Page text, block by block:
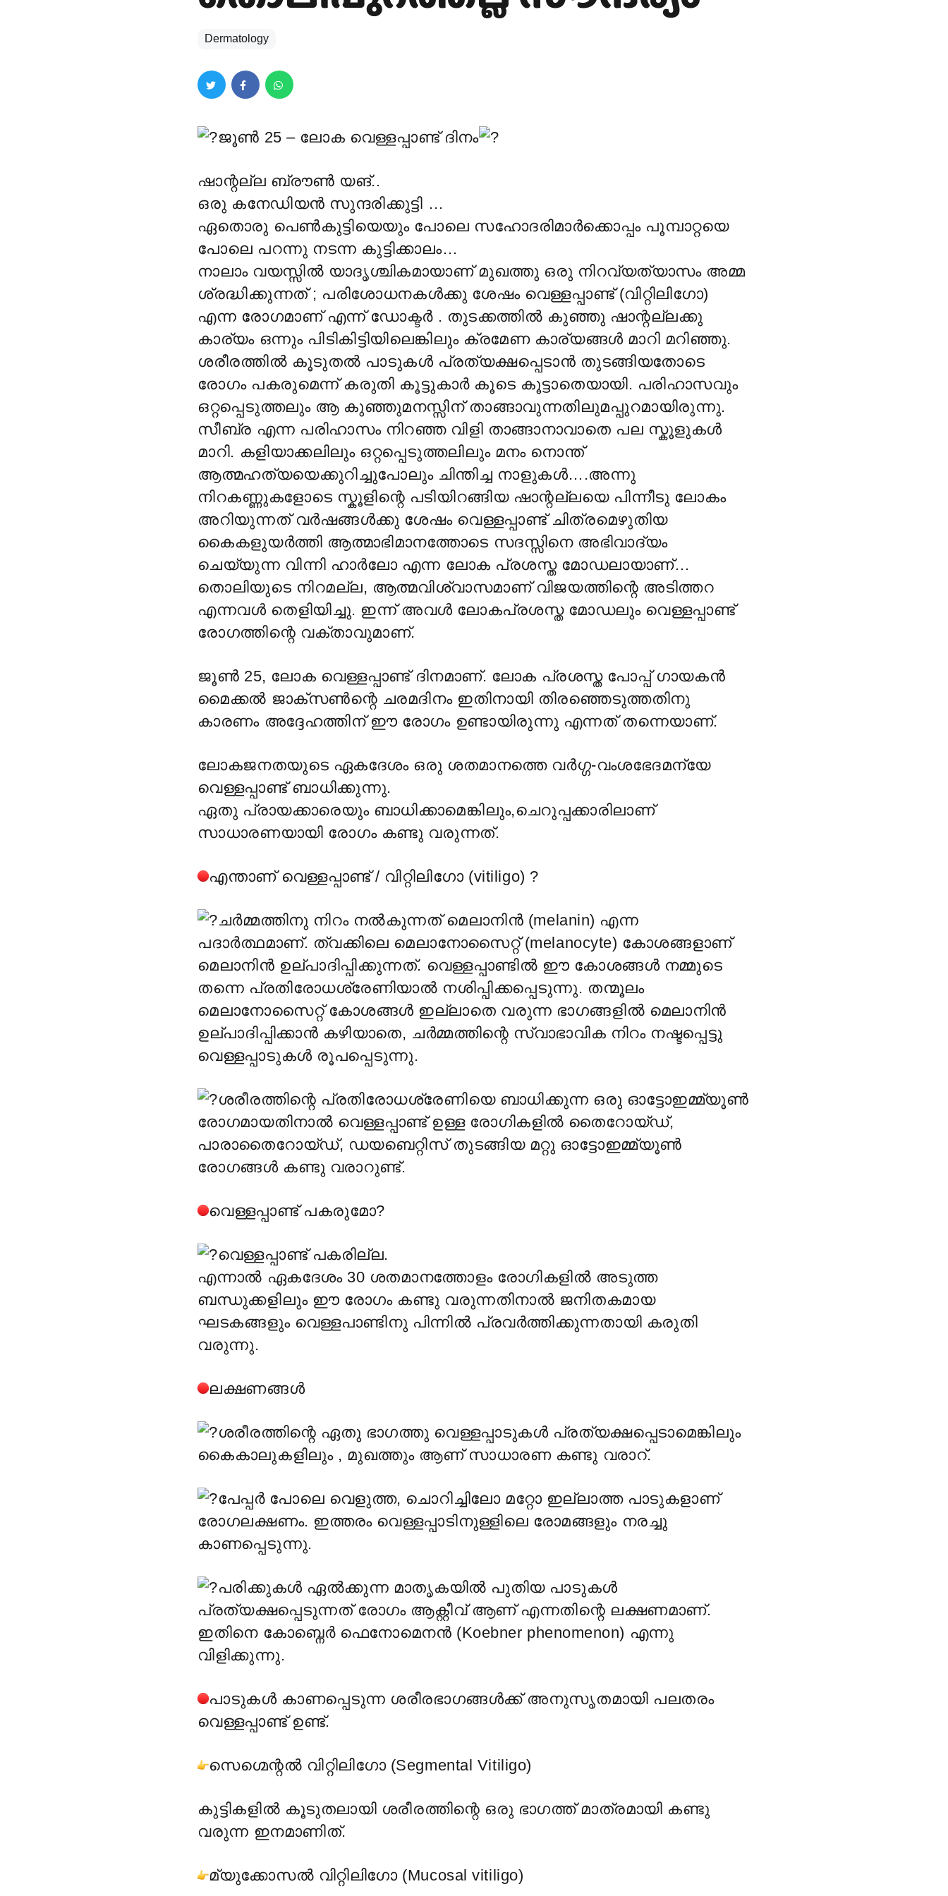
Dermatology
ജൂൺ 25 – ലോക വെള്ളപ്പാണ്ട് ദിനം
ഷാന്റല്ല ബ്രൗൺ യങ്..
ഒരു കനേഡിയൻ സുന്ദരിക്കുട്ടി …
ഏതൊരു പെൺകുട്ടിയെയും പോലെ സഹോദരിമാർക്കൊപ്പം പൂമ്പാറ്റയെ
പോലെ പറന്നു നടന്ന കുട്ടിക്കാലം…
നാലാം വയസ്സിൽ യാദൃശ്ചികമായാണ് മുഖത്തു ഒരു നിറവ്യത്യാസം അമ്മ
ശ്രദ്ധിക്കുന്നത് ; പരിശോധനകൾക്കു ശേഷം വെള്ളപ്പാണ്ട് (വിറ്റിലിഗോ)
എന്ന രോഗമാണ് എന്ന് ഡോക്ടർ . തുടക്കത്തിൽ കുഞ്ഞു ഷാന്റല്ലക്കു
കാര്യം ഒന്നും പിടികിട്ടിയിലെങ്കിലും ക്രമേണ കാര്യങ്ങൾ മാറി മറിഞ്ഞു.
ശരീരത്തിൽ കൂടുതൽ പാടുകൾ പ്രത്യക്ഷപ്പെടാൻ തുടങ്ങിയതോടെ
രോഗം പകരുമെന്ന് കരുതി കൂട്ടുകാർ കൂടെ കൂട്ടാതെയായി. പരിഹാസവും
ഒറ്റപ്പെടുത്തലും ആ കുഞ്ഞുമനസ്സിന് താങ്ങാവുന്നതിലുമപ്പുറമായിരുന്നു.
സീബ്ര എന്ന പരിഹാസം നിറഞ്ഞ വിളി താങ്ങാനാവാതെ പല സ്കൂളുകൾ
മാറി. കളിയാക്കലിലും ഒറ്റപ്പെടുത്തലിലും മനം നൊന്ത്
ആത്മഹത്യയെക്കുറിച്ചുപോലും ചിന്തിച്ച നാളുകൾ….അന്നു
നിറകണ്ണുകളോടെ സ്കൂളിന്റെ പടിയിറങ്ങിയ ഷാന്റല്ലയെ പിന്നീടു ലോകം
അറിയുന്നത് വർഷങ്ങൾക്കു ശേഷം വെള്ളപ്പാണ്ട് ചിത്രമെഴുതിയ
കൈകളുയർത്തി ആത്മാഭിമാനത്തോടെ സദസ്സിനെ അഭിവാദ്യം
ചെയ്യുന്ന വിന്നി ഹാർലോ എന്ന ലോക പ്രശസ്ത മോഡലായാണ്…
തൊലിയുടെ നിറമല്ല, ആത്മവിശ്വാസമാണ് വിജയത്തിന്റെ അടിത്തറ
എന്നവൾ തെളിയിച്ചു. ഇന്ന് അവൾ ലോകപ്രശസ്ത മോഡലും വെള്ളപ്പാണ്ട്
രോഗത്തിന്റെ വക്താവുമാണ്.
ജൂൺ 25, ലോക വെള്ളപ്പാണ്ട് ദിനമാണ്. ലോക പ്രശസ്ത പോപ്പ് ഗായകൻ
മൈക്കൽ ജാക്സൺന്റെ ചരമദിനം ഇതിനായി തിരഞ്ഞെടുത്തതിനു
കാരണം അദ്ദേഹത്തിന് ഈ രോഗം ഉണ്ടായിരുന്നു എന്നത് തന്നെയാണ്.
ലോകജനതയുടെ ഏകദേശം ഒരു ശതമാനത്തെ വർഗ്ഗ-വംശഭേദമന്യേ
വെള്ളപ്പാണ്ട് ബാധിക്കുന്നു.
ഏതു പ്രായക്കാരെയും ബാധിക്കാമെങ്കിലും,ചെറുപ്പക്കാരിലാണ്
സാധാരണയായി രോഗം കണ്ടു വരുന്നത്.
എന്താണ് വെള്ളപ്പാണ്ട് / വിറ്റിലിഗോ (vitiligo) ?
ചർമ്മത്തിനു നിറം നൽകുന്നത് മെലാനിൻ (melanin) എന്ന
പദാർത്ഥമാണ്. ത്വക്കിലെ മെലാനോസൈറ്റ് (melanocyte) കോശങ്ങളാണ്
മെലാനിൻ ഉല്പാദിപ്പിക്കുന്നത്. വെള്ളപ്പാണ്ടിൽ ഈ കോശങ്ങൾ നമ്മുടെ
തന്നെ പ്രതിരോധശ്രേണിയാൽ നശിപ്പിക്കപ്പെടുന്നു. തന്മൂലം
മെലാനോസൈറ്റ് കോശങ്ങൾ ഇല്ലാതെ വരുന്ന ഭാഗങ്ങളിൽ മെലാനിൻ
ഉല്പാദിപ്പിക്കാൻ കഴിയാതെ, ചർമ്മത്തിന്റെ സ്വാഭാവിക നിറം നഷ്ടപ്പെട്ടു
വെള്ളപ്പാടുകൾ രൂപപ്പെടുന്നു.
ശരീരത്തിന്റെ പ്രതിരോധശ്രേണിയെ ബാധിക്കുന്ന ഒരു ഓട്ടോഇമ്മ്യൂൺ
രോഗമായതിനാൽ വെള്ളപ്പാണ്ട് ഉള്ള രോഗികളിൽ തൈറോയ്ഡ്,
പാരാതൈറോയ്‌ഡ്, ഡയബെറ്റിസ് തുടങ്ങിയ മറ്റു ഓട്ടോഇമ്മ്യൂൺ
രോഗങ്ങൾ കണ്ടു വരാറുണ്ട്.
വെള്ളപ്പാണ്ട് പകരുമോ?
വെള്ളപ്പാണ്ട് പകരില്ല.
എന്നാൽ ഏകദേശം 30 ശതമാനത്തോളം രോഗികളിൽ അടുത്ത
ബന്ധുക്കളിലും ഈ രോഗം കണ്ടു വരുന്നതിനാൽ ജനിതകമായ
ഘടകങ്ങളും വെള്ളപാണ്ടിനു പിന്നിൽ പ്രവർത്തിക്കുന്നതായി കരുതി
വരുന്നു.
ലക്ഷണങ്ങൾ
ശരീരത്തിന്റെ ഏതു ഭാഗത്തു വെള്ളപ്പാടുകൾ പ്രത്യക്ഷപ്പെടാമെങ്കിലും
കൈകാലുകളിലും , മുഖത്തും ആണ് സാധാരണ കണ്ടു വരാറ്.
പേപ്പർ പോലെ വെളുത്ത, ചൊറിച്ചിലോ മറ്റോ ഇല്ലാത്ത പാടുകളാണ്
രോഗലക്ഷണം. ഇത്തരം വെള്ളപ്പാടിനുള്ളിലെ രോമങ്ങളും നരച്ചു
കാണപ്പെടുന്നു.
പരിക്കുകൾ ഏൽക്കുന്ന മാതൃകയിൽ പുതിയ പാടുകൾ
പ്രത്യക്ഷപ്പെടുന്നത് രോഗം ആക്റ്റീവ് ആണ് എന്നതിന്റെ ലക്ഷണമാണ്.
ഇതിനെ കോബ്നെർ ഫെനോമെനൻ (Koebner phenomenon) എന്നു
വിളിക്കുന്നു.
പാടുകൾ കാണപ്പെടുന്ന ശരീരഭാഗങ്ങൾക്ക് അനുസൃതമായി പലതരം
വെള്ളപ്പാണ്ട് ഉണ്ട്.
സെഗ്മെന്റൽ വിറ്റിലിഗോ (Segmental Vitiligo)
കുട്ടികളിൽ കൂടുതലായി ശരീരത്തിന്റെ ഒരു ഭാഗത്ത് മാത്രമായി കണ്ടു
വരുന്ന ഇനമാണിത്.
മ്യുക്കോസൽ വിറ്റിലിഗോ (Mucosal vitiligo)